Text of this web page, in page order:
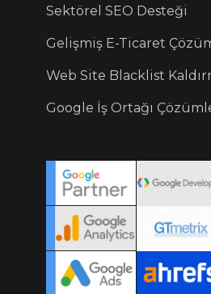
Sektörel SEO Desteği
Gelişmiş E-Ticaret
Web Site Blacklist
Google İş Ortağı